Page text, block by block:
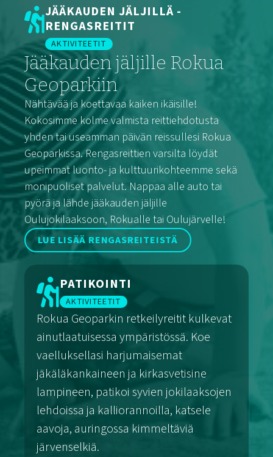
JÄÄKAUDEN JÄLJILLÄ -
RENGASREITIT
AKTIVITEETIT
Jääkauden jäljille Rokua
Geoparkiin
Nähtävää ja koettavaa kaiken ikäisille!
Kokosimme kolme valmista reittiehdotusta
yhden tai useamman päivän reissullesi Rokua
Geoparkissa. Rengasreittien varsilta löydät
upeimmat luonto- ja kulttuurikohteemme sekä
monipuoliset palvelut. Nappaa alle auto tai
pyörä ja lähde jääkauden jäljille
Oulujokilaaksoon, Rokualle tai Oulujärvelle!
LUE LISÄÄ RENGASREITEISTÄ
PATIKOINTI
AKTIVITEETIT
Rokua Geoparkin retkeilyreitit kulkevat
ainutlaatuisessa ympäristössä. Koe
vaelluksellasi harjumaisemat
jäkäläkankaineen ja kirkasvetisine
lampineen, patikoi syvien jokilaaksojen
lehdoissa ja kalliorannoilla, katsele
aavoja, auringossa kimmeltäviä
järvenselkiä.